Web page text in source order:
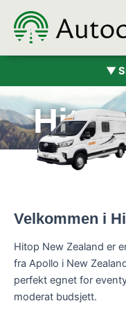
rett
innholdet
▼
Velkommen i
Hitop New Zealand er
fra Apollo i New
perfekt egnet for
moderat budsjett.